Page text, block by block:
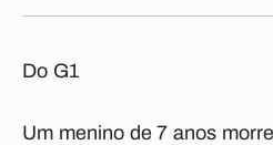
Do G1
Um menino de 7 anos